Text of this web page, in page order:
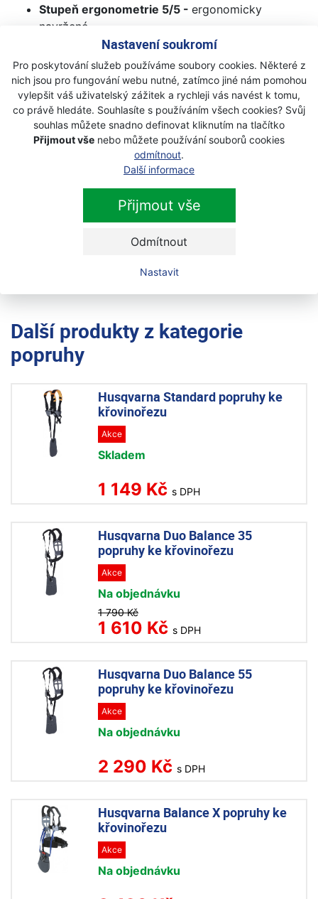
Nastavení soukromí
Pro poskytování služeb používáme soubory cookies. Některé z
nich jsou pro fungování webu nutné, zatímco jiné nám pomohou
vylepšit váš uživatelský zážitek a rychleji vás navést k tomu,
co právě hledáte. Souhlasíte s používáním všech cookies? Svůj
souhlas můžete snadno definovat kliknutím na tlačítko
Přijmout vše nebo můžete používání souborů cookies
odmítnout.
Další informace
Přijmout vše
Odmítnout
Nastavit
Stupeň ergonometrie 5/5 - ergonomicky
navržené
Komfort 5/5 - nové vlastnosti pro větší komfort
Unisex - tento výrobek je optimalizován tak, aby
jej mohli pohodlně nosit muži i ženy
Technické údaje :
Rychlé uvolnění - Ano
Polstrované ramenní popruhy - Ano
Boční opěrka - Ano
Opěrné desky na zádech - Ano
Systém pohyblivé bederní opěry - Ano
Boční opěrka tlumí nárazy - Ano
Nastavení pro vyžínání anebo práci v lese - Ano
Reflexní materiál - Ano
Další produkty z kategorie
popruhy
Husqvarna Standard popruhy ke
křovinořezu
Akce
Skladem
1 149 Kč s DPH
Husqvarna Duo Balance 35
popruhy ke křovinořezu
Akce
Na objednávku
1 790 Kč
1 610 Kč s DPH
Husqvarna Duo Balance 55
popruhy ke křovinořezu
Akce
Na objednávku
2 290 Kč s DPH
Husqvarna Balance X popruhy ke
křovinořezu
Akce
Na objednávku